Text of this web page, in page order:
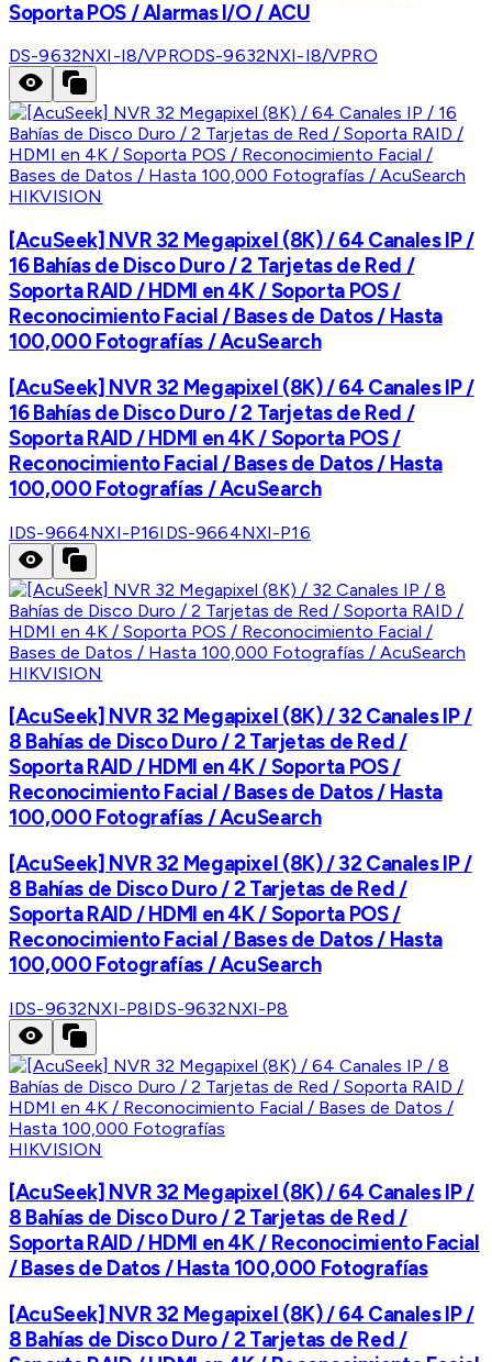
Soporta POS / Alarmas I/O / ACU
DS-9632NXI-I8/VPRODS-9632NXI-I8/VPRO
HIKVISION
[AcuSeek] NVR 32 Megapixel (8K) / 64 Canales IP /
16 Bahías de Disco Duro / 2 Tarjetas de Red /
Soporta RAID / HDMI en 4K / Soporta POS /
Reconocimiento Facial / Bases de Datos / Hasta
100,000 Fotografías / AcuSearch
[AcuSeek] NVR 32 Megapixel (8K) / 64 Canales IP /
16 Bahías de Disco Duro / 2 Tarjetas de Red /
Soporta RAID / HDMI en 4K / Soporta POS /
Reconocimiento Facial / Bases de Datos / Hasta
100,000 Fotografías / AcuSearch
IDS-9664NXI-P16IDS-9664NXI-P16
HIKVISION
[AcuSeek] NVR 32 Megapixel (8K) / 32 Canales IP /
8 Bahías de Disco Duro / 2 Tarjetas de Red /
Soporta RAID / HDMI en 4K / Soporta POS /
Reconocimiento Facial / Bases de Datos / Hasta
100,000 Fotografías / AcuSearch
[AcuSeek] NVR 32 Megapixel (8K) / 32 Canales IP /
8 Bahías de Disco Duro / 2 Tarjetas de Red /
Soporta RAID / HDMI en 4K / Soporta POS /
Reconocimiento Facial / Bases de Datos / Hasta
100,000 Fotografías / AcuSearch
IDS-9632NXI-P8IDS-9632NXI-P8
HIKVISION
[AcuSeek] NVR 32 Megapixel (8K) / 64 Canales IP /
8 Bahías de Disco Duro / 2 Tarjetas de Red /
Soporta RAID / HDMI en 4K / Reconocimiento Facial
/ Bases de Datos / Hasta 100,000 Fotografías
[AcuSeek] NVR 32 Megapixel (8K) / 64 Canales IP /
8 Bahías de Disco Duro / 2 Tarjetas de Red /